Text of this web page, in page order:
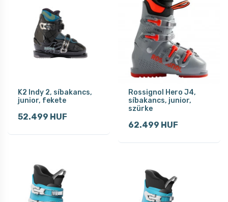
K2 Indy 2, síbakancs,
junior, fekete
52.499 HUF
Rossignol Hero J4,
síbakancs, junior,
szürke
62.499 HUF